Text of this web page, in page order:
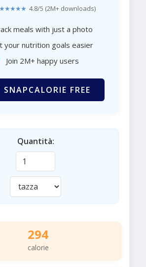
★★★★★ 4.8/5 (2M+ downloads)
meals with just a photo
your nutrition goals easier
Join 2M+ happy users
SNAPCALORIE FREE
Quantità:
294
calorie